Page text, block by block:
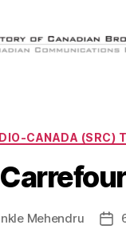
CANADA (SRC)
Carrefour
Mehendru